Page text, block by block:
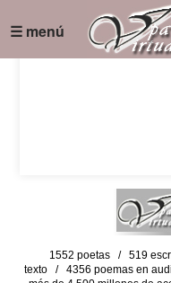
☰ menú
1552 poetas / 519
texto / 4356 poemas en